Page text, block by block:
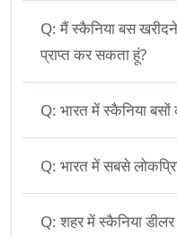
Q: मैं स्कैनिया बस खरीदने
प्राप्त कर सकता हूं?
Q: भारत में स्कैनिया
Q: भारत में सबसे
Q: शहर में स्कैनिया डीलर